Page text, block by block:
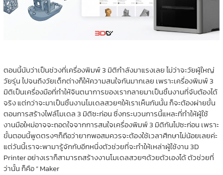
ตอนนี้นับว่าเป็นช่วงที่เครื่องพิมพ์ 3 มิติกำลังมาแรงเลย ไม่ว่าจะวัยผู้ใหญ่
วัยรุ่น ไปจนถึงวัยเด็กต่างก็ให้ความสนใจกันมากเลย เพราะเครื่องพิมพ์ 3
มิติเป็นเครื่องมือที่ทำให้จินตนาการของเรากลายมาเป็นชิ้นงานที่จับต้องได้
จริง แต่กว่าจะมาเป็นชิ้นงานโมเดลสวยๆให้เราเห็นกันนั้น ก็จะต้องผ่ายขั้น
ตอนการสร้างไฟล์โมเดล 3 มิติซะก่อน ซึ่งกระบวนการนี้แหละที่ทำให้ผู้ใช้
งานมือใหม่อาจจะถอดใจจากการสนใจเครื่องพิมพ์ 3 มิติกันไปซะก่อน เพราะ
ขั้นตอนนี้พูดตรงๆก็ถือว่ายากพอสมควรจะต้องใช้เวลาศึกษาไม่น้อยเลยค่ะ
แต่วันนี้เราจะพามารู้จักกับอีกหนึ่งตัวช่วยที่จะทำให้เหล่าผู้ใช้งาน 3D
Printer อย่างเราก็สามารถสร้างงานโมเดลสวยๆด้วยตัวเองได้ ตัวช่วยที่
ว่านั้น ก็คือ ” Maker